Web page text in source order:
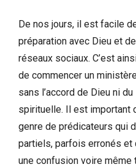
De nos jours, il est facile
préparation avec Dieu et
réseaux sociaux. C’est
de commencer un
sans l’accord de Dieu ni
spirituelle. Il est important
genre de prédicateurs qui
partiels, parfois erronés et
une confusion voire même